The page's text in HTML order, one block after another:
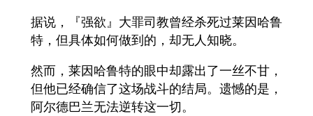
据说，『强欲』大罪司教曾经杀死过莱因哈鲁
特，但具体如何做到的，却无人知晓。
然而，莱因哈鲁特的眼中却露出了一丝不甘，
但他已经确信了这场战斗的结局。遗憾的是，
阿尔德巴兰无法逆转这一切。